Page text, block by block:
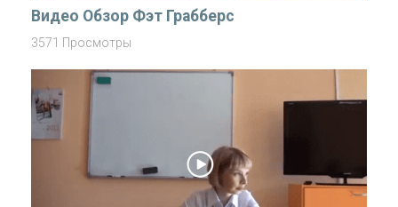
Видео Обзор Фэт Грабберс
3571 Просмотры